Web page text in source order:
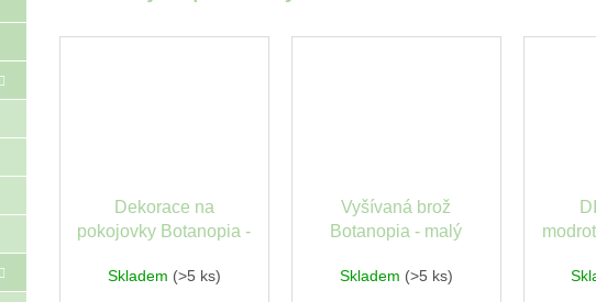
Dekorace na
pokojovky Botanopia -
Skladem (>5 ks)
Vyšívaná brož
Botanopia - malý
Skladem (>5 ks)